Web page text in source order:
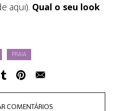
aqui). Qual o seu look
PRAIA
COMENTÁRIOS